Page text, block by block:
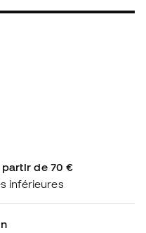
partir de 70 €
inférieures